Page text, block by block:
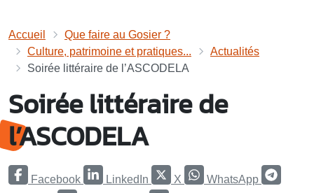
Accueil
Que faire au Gosier ?
Culture, patrimoine et pratiques...
Actualités
Soirée littéraire de l’ASCODELA
Soirée littéraire de
l’ASCODELA
Facebook LinkedIn X WhatsApp